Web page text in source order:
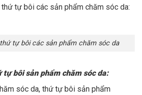
tự bôi các sản phẩm chăm sóc da:
tự bôi các sản phẩm chăm sóc da
tự bôi sản phẩm chăm sóc da:
sóc da, thứ tự bôi sản phẩm